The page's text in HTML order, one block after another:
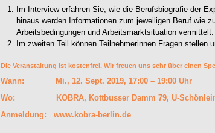
Im Interview erfahren Sie, wie die Berufsbiografie der
hinaus werden Informationen zum jeweiligen Beruf wie
Arbeitsbedingungen und Arbeitsmarktsituation vermittelt.
Im zweiten Teil können Teilnehmerinnen Fragen stellen
Die Veranstaltung ist kostenfrei. Wir freuen uns sehr über einen
Wann: Mi., 12. Sept. 2019, 17:00 – 19:00 Uhr
Wo: KOBRA, Kottbusser Damm 79, U-
Anmeldung:
www.kobra-berlin.de